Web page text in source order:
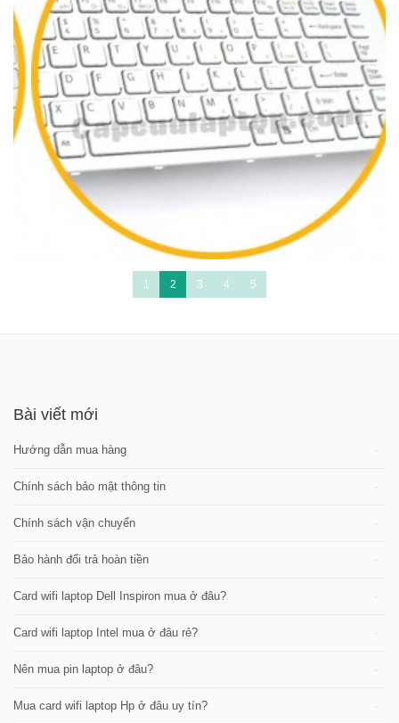
1 2 3 4 5
Bài viết mới
Hướng dẫn mua hàng
Chính sách bảo mật thông tin
Chính sách vận chuyển
Bảo hành đổi trả hoàn tiền
Card wifi laptop Dell Inspiron mua ở đâu?
Card wifi laptop Intel mua ở đâu rẻ?
Nên mua pin laptop ở đâu?
Mua card wifi laptop Hp ở đâu uy tín?